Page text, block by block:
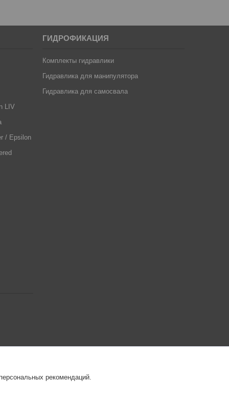
LIV
/ Epsilon
ГИДРОФИКАЦИЯ
Комплекты гидравлики
Гидравлика для манипулятора
Гидравлика для самосвала
рекомендаций.